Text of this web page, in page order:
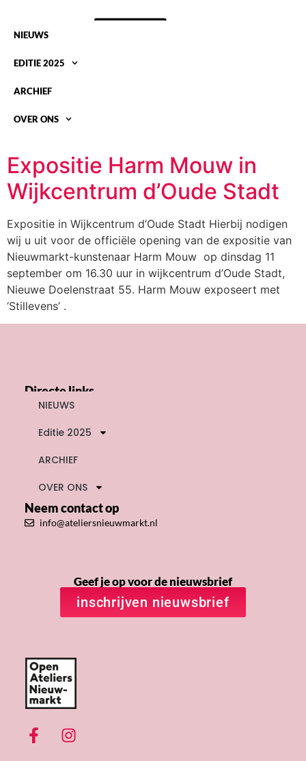
NIEUWS
EDITIE 2025
ARCHIEF
OVER ONS
Expositie Harm Mouw in
Wijkcentrum d’Oude Stadt
Expositie in Wijkcentrum d’Oude Stadt Hierbij nodigen
wij u uit voor de officiële opening van de expositie van
Nieuwmarkt-kunstenaar Harm Mouw op dinsdag 11
september om 16.30 uur in wijkcentrum d’Oude Stadt,
Nieuwe Doelenstraat 55. Harm Mouw exposeert met
‘Stillevens’ .
Directe links
NIEUWS
Editie 2025
ARCHIEF
OVER ONS
Neem contact op
info@ateliersnieuwmarkt.nl
Geef je op voor de nieuwsbrief
inschrijven nieuwsbrief